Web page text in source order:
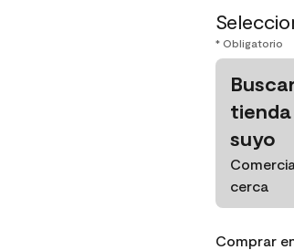
* Obligatorio
suyo
cerca
Comprar